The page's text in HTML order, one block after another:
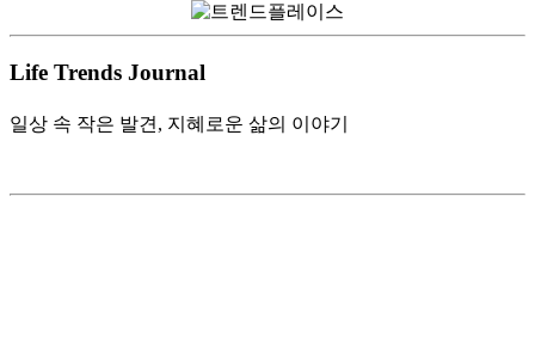
Life Trends Journal
일상 속 작은 발견, 지혜로운 삶의 이야기